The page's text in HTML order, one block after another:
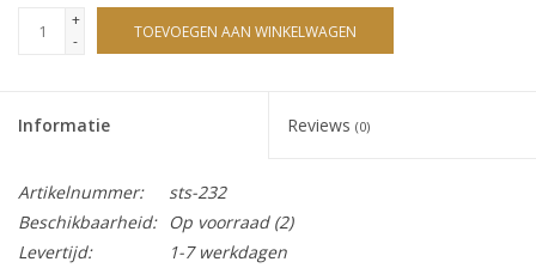
Merken+
-
TOEVOEGEN AAN WINKELWAGEN
Informatie Reviews (0)
Artikelnummer:
sts-232
Beschikbaarheid:
Op voorraad(2)
Levertijd:
1-7 werkdagen